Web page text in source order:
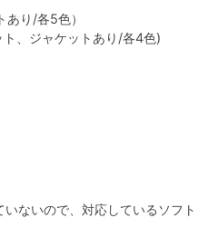
あり/各5色）
ト、ジャケットあり/各4色)
ないので、対応しているソフト